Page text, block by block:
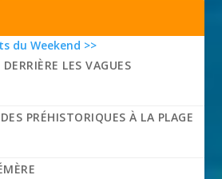
du Weekend >>
LES VAGUES
PRÉHISTORIQUES À LA PLAGE